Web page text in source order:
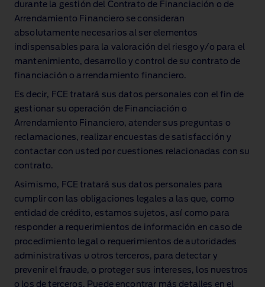
durante la gestión del Contrato de Financiación o de
Arrendamiento Financiero se consideran
absolutamente necesarios al ser elementos
indispensables para la valoración del riesgo y/o para el
mantenimiento, desarrollo y control de su contrato de
financiación o arrendamiento financiero.
Es decir, FCE tratará sus datos personales con el fin de
gestionar su operación de Financiación o
Arrendamiento Financiero, atender sus preguntas o
reclamaciones, realizar encuestas de satisfacción y
contactar con usted por cuestiones relacionadas con su
contrato.
Asimismo, FCE tratará sus datos personales para
cumplir con las obligaciones legales a las que, como
entidad de crédito, estamos sujetos, así como para
responder a requerimientos de información en caso de
procedimiento legal o requerimientos de autoridades
administrativas u otros terceros, para detectar y
prevenir el fraude, o proteger sus intereses, los nuestros
o los de terceros. Puede encontrar más detalles en el